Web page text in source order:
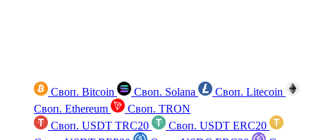
Своп. Bitcoin Своп. Solana
Своп. Litecoin
Своп. Ethereum
Своп. TRON
Своп. USDT TRC20
Своп. USDT ERC20